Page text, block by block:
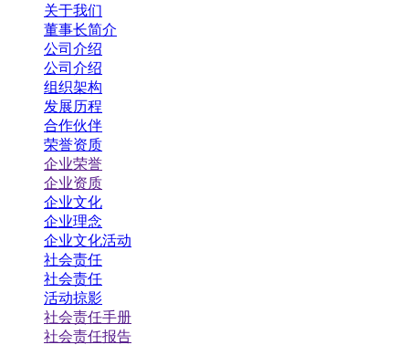
关于我们
董事长简介
公司介绍
公司介绍
组织架构
发展历程
合作伙伴
荣誉资质
企业荣誉
企业资质
企业文化
企业理念
企业文化活动
社会责任
社会责任
活动掠影
社会责任手册
社会责任报告